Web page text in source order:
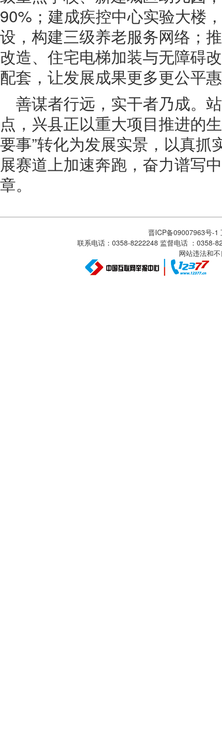
90%；建成疾控中心实验大楼
设，构建三级养老服务网络；
改造、住宅电梯加装与无障碍
配套，让发展成果更多更公平
善谋者行远，实干者乃成。
点，兴县正以重大项目推进的
要事”转化为发展实景，以真抓
展赛道上加速奔跑，奋力谱写
章。
晋ICP备09007963号-1
联系电话：0358-8222248 监督电话 ：
网站违法和